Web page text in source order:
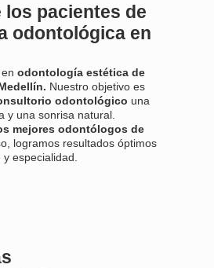
los pacientes de
odontológica en
odontología estética de
Nuestro objetivo es
odontológico una
y una sonrisa natural.
mejores odontólogos de
logramos resultados óptimos
especialidad.